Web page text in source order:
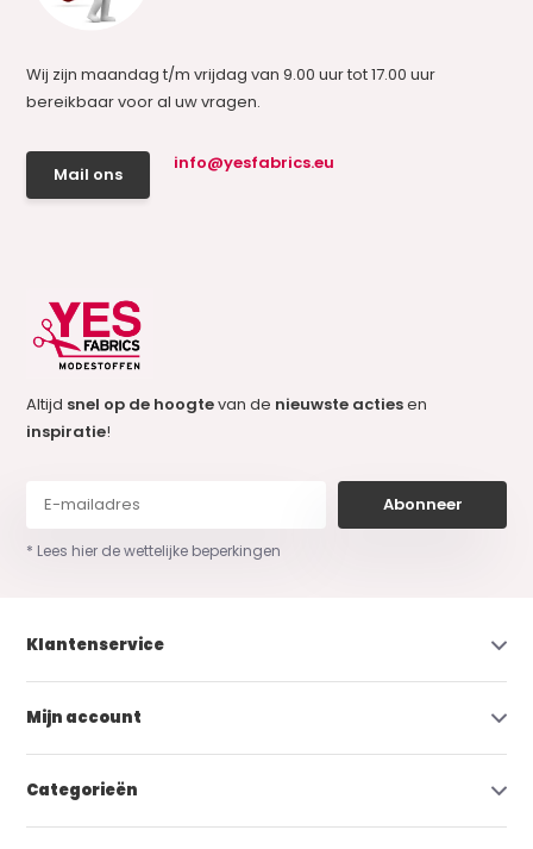
Wij zijn maandag t/m vrijdag van 9.00 uur tot 17.00 uur
bereikbaar voor al uw vragen.
Mail ons
info@yesfabrics.eu
Altijd snel op de hoogtevan de nieuwste actiesen
inspiratie!
Abonneer
* Lees hier de wettelijke beperkingen
Klantenservice
Mijn account
Categorieën